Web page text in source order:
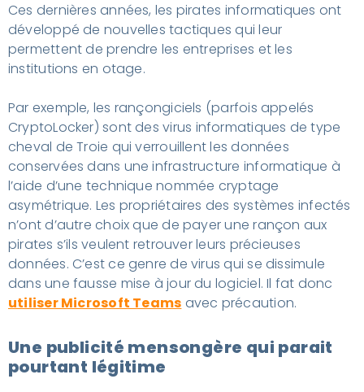
Ces dernières années, les pirates informatiques ont
développé de nouvelles tactiques qui leur
permettent de prendre les entreprises et les
institutions en otage.
Par exemple, les rançongiciels (parfois appelés
CryptoLocker) sont des virus informatiques de type
cheval de Troie qui verrouillent les données
conservées dans une infrastructure informatique à
l’aide d’une technique nommée cryptage
asymétrique. Les propriétaires des systèmes infectés
n’ont d’autre choix que de payer une rançon aux
pirates s’ils veulent retrouver leurs précieuses
données. C’est ce genre de virus qui se dissimule
dans une fausse mise à jour du logiciel. Il fat donc
utiliser Microsoft Teams avec précaution.
Une publicité mensongère qui parait
pourtant légitime